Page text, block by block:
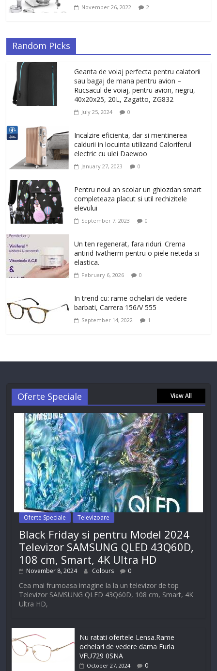
November 26, 2022 2
Random Picks
Geanta de voiaj perfecta pentru calatorii
sau bagaj de mana pentru avion –
Rucsacul de voiaj, pentru avion, negru,
40x20x25, 20L, Zagatto, ZG832
July 25, 2024 0
Incalzire eficienta, dar si mentinerea
caldurii in locuinta utilizand Caloriferul
electric cu ulei Daewoo
January 27, 2023 0
Pentru noul an scolar un ghiozdan smart
completeaza placut si util rechizitele
elevului
September 7, 2023 0
Un ten regenerat, fara riduri. Crema
antirid Ivatherm pentru o piele neteda si
elastica.
February 6, 2026 0
In trend cu: rame ochelari de vedere
barbati, Carrera 156/V 555
September 14, 2022 1
Oferte Speciale View All
Oferte Speciale Televizoare
Black Friday si pentru Model 2024
Televizor SAMSUNG QLED 43Q60D,
108 cm, Smart, 4K Ultra HD
November 8, 2024 Colours 0
Cea mai frumoasa imagine la la un televizor de top
Televizor SAMSUNG QLED 43Q60D, 108 cm, Smart, 4K
Ultra HD,
Nu ratati ofertele Lensa.Rame
ochelari de vedere dama Furla
VFU729 0SNA
October 27, 2024 0